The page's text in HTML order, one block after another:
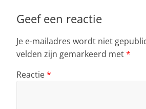
Geef een reactie
Je e-mailadres wordt niet
velden zijn gemarkeerd met*
Reactie*